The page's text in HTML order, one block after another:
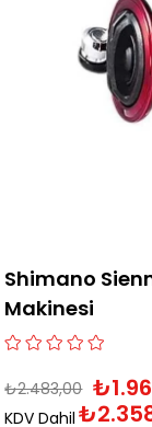
Shimano
Makinesi
₺2.483,00
KDV Dahil